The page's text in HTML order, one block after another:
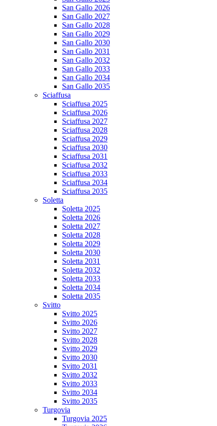
San Gallo 2026
San Gallo 2027
San Gallo 2028
San Gallo 2029
San Gallo 2030
San Gallo 2031
San Gallo 2032
San Gallo 2033
San Gallo 2034
San Gallo 2035
Sciaffusa
Sciaffusa 2025
Sciaffusa 2026
Sciaffusa 2027
Sciaffusa 2028
Sciaffusa 2029
Sciaffusa 2030
Sciaffusa 2031
Sciaffusa 2032
Sciaffusa 2033
Sciaffusa 2034
Sciaffusa 2035
Soletta
Soletta 2025
Soletta 2026
Soletta 2027
Soletta 2028
Soletta 2029
Soletta 2030
Soletta 2031
Soletta 2032
Soletta 2033
Soletta 2034
Soletta 2035
Svitto
Svitto 2025
Svitto 2026
Svitto 2027
Svitto 2028
Svitto 2029
Svitto 2030
Svitto 2031
Svitto 2032
Svitto 2033
Svitto 2034
Svitto 2035
Turgovia
Turgovia 2025